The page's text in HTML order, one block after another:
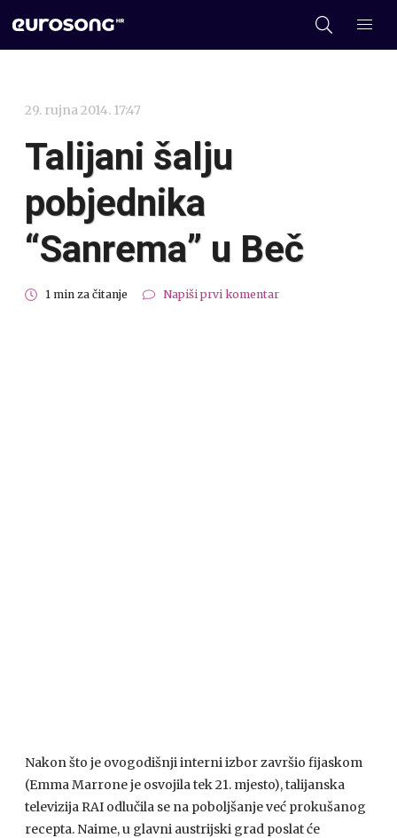
29. rujna 2014. 17:47
Talijani šalju
pobjednika
“Sanrema” u Beč
1 min za čitanje Napiši prvi komentar
Nakon što je ovogodišnji interni izbor završio fijaskom
(Emma Marrone je osvojila tek 21. mjesto), talijanska
televizija RAI odlučila se na poboljšanje već prokušanog
recepta. Naime, u glavni austrijski grad poslat će